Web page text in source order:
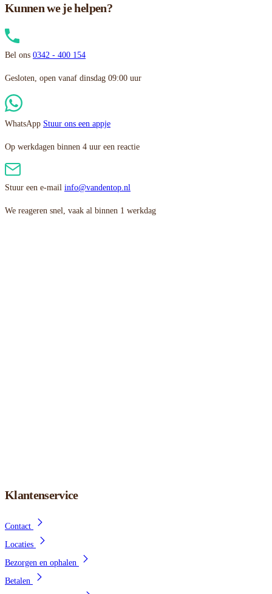
Kunnen we je helpen?
Bel ons 0342 - 400 154
Gesloten, open vanaf dinsdag 09:00 uur
WhatsApp Stuur ons een appje
Op werkdagen binnen 4 uur een reactie
Stuur een e-mail info@vandentop.nl
We reageren snel, vaak al binnen 1 werkdag
Klantenservice
Contact
Locaties
Bezorgen en ophalen
Betalen